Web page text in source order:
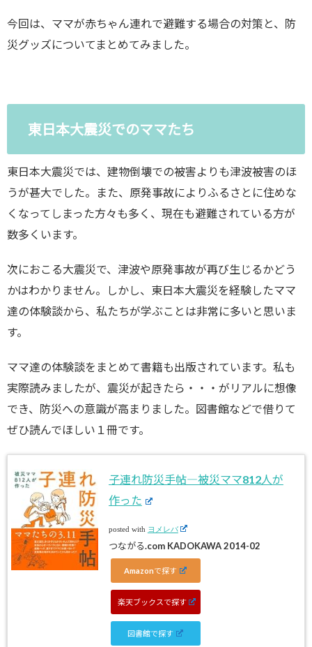
今回は、ママが赤ちゃん連れで避難する場合の対策と、防
災グッズについてまとめてみました。
東日本大震災でのママたち
東日本大震災では、建物倒壊での被害よりも津波被害のほ
うが甚大でした。また、原発事故によりふるさとに住めな
くなってしまった方々も多く、現在も避難されている方が
数多くいます。
次におこる大震災で、津波や原発事故が再び生じるかどう
かはわかりません。しかし、東日本大震災を経験したママ
達の体験談から、私たちが学ぶことは非常に多いと思いま
す。
ママ達の体験談をまとめて書籍も出版されています。私も
実際読みましたが、震災が起きたら・・・がリアルに想像
でき、防災への意識が高まりました。図書館などで借りて
ぜひ読んでほしい１冊です。
子連れ防災手帖―被災ママ812人が
作った
posted with ヨメレバ
つながる.com KADOKAWA 2014-02
Amazonで探す
楽天ブックスで探す
図書館で探す